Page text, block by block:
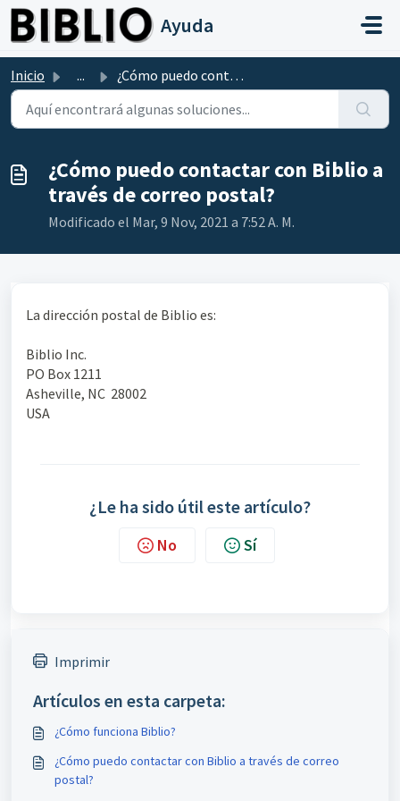
Saltar al contenido principal
Ayuda
Inicio ... ¿Cómo puedo contactar con Biblio a través de correo postal?
¿Cómo puedo contactar con Biblio a
través de correo postal?
Modificado el Mar, 9 Nov, 2021 a 7:52 A. M.
La dirección postal de Biblio es:
Biblio Inc.
PO Box 1211
Asheville, NC 28002
USA
¿Le ha sido útil este artículo?
No Sí
Imprimir
Artículos en esta carpeta:
¿Cómo funciona Biblio?
¿Cómo puedo contactar con Biblio a través de correo
postal?